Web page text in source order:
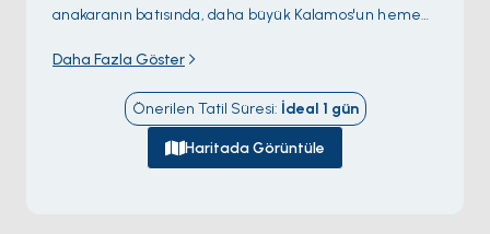
anakaranın batısında, daha büyük Kalamos'un hemen
Tek köy (adı da Kastos) doğu kıyısında küçük bir
limanın etrafında yer alıyor; yaklaşık 100 yıl boyu sakini
ve beyaz badanalı evlerden, bir yel değirmeninden
ve üç dört tavernadan oluşan tek bir caddeyle. Adada
araba ve asfalt yol yok — eşekler hâlâ malzemeleri
Daha Fazla Göster
Önerilen Tatil Süresi: İdeal 1 gün
Haritada Görüntüle